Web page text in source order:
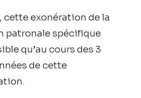
cette exonération de la
patronale spécifique
qu’au cours des 3
de cette